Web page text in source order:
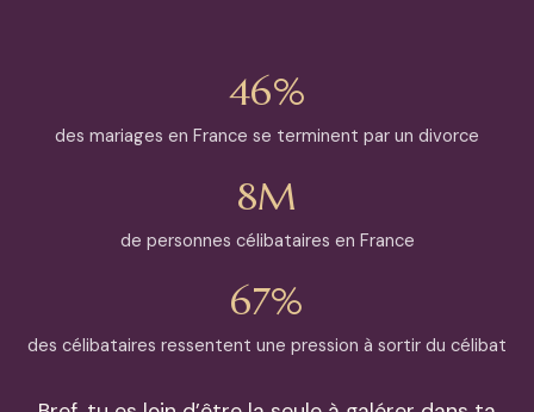
46%
des mariages en France se terminent par un divorce
8M
de personnes célibataires en France
67%
des célibataires ressentent une pression à sortir du célibat